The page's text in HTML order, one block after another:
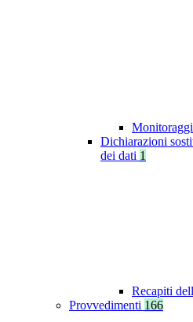
Dichiarazioni
dei dati 1
Recapiti
Provvedimenti 166